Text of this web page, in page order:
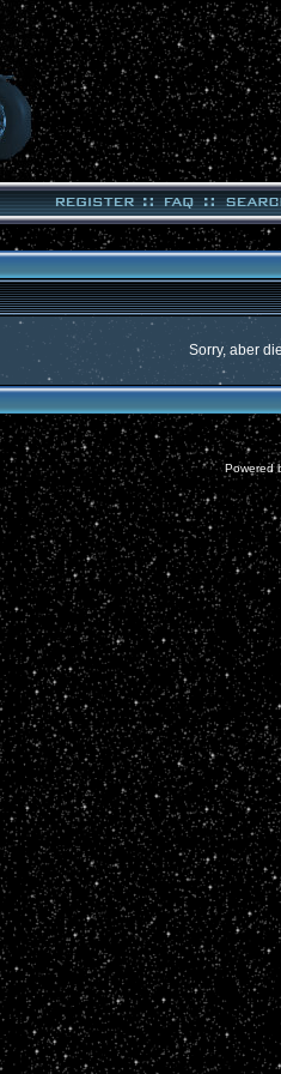
Sorry, aber
Powered